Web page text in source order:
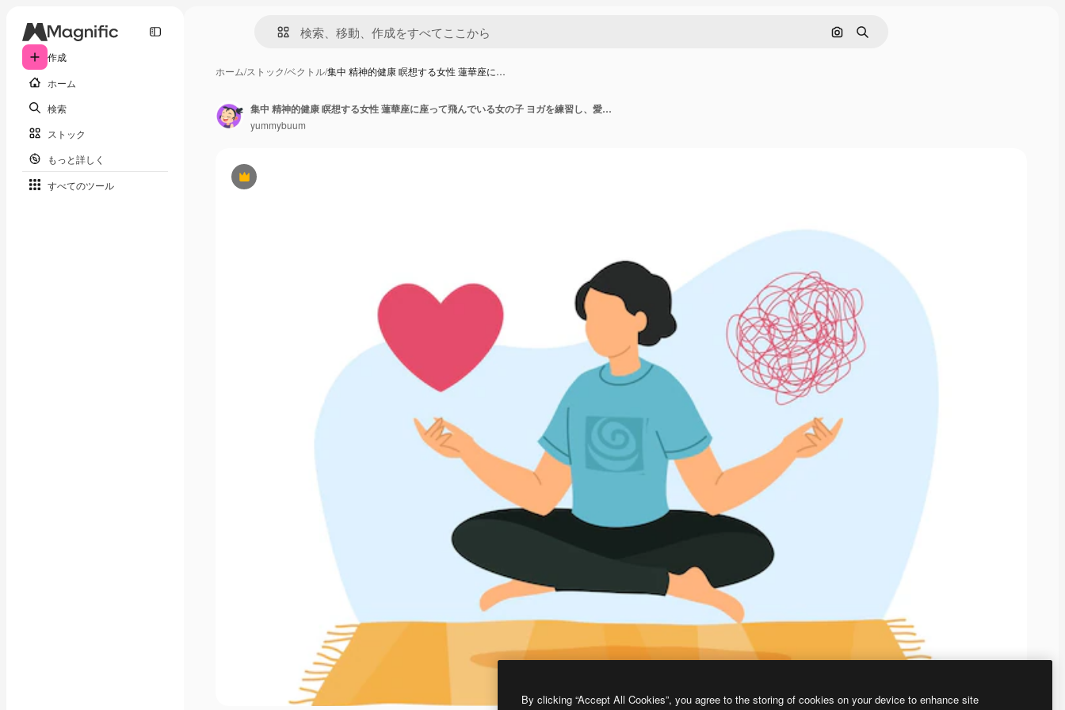
作成
ホーム
検索
ストック
もっと詳しく
すべてのツール
画像で検索
検索
ホーム/ストック/ベクトル/集中 精神的健康 瞑想する女性 蓮華座に…
Premium
集中 精神的健康 瞑想する女性 蓮華座に座って飛んでいる女の子 ヨガを練習し、愛と疑いの間で選択する人 ベクトルの心またはもつれたコード
yummybuum
By clicking “Accept All Cookies”, you agree to the storing of cookies on your device to enhance site